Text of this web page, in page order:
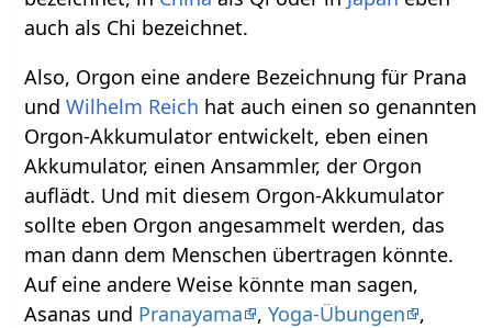
auch als Chi bezeichnet.
Also, Orgon eine andere Bezeichnung für Prana
undWilhelm Reich hat auch einen so genannten
Orgon-Akkumulator entwickelt, eben einen
Akkumulator, einen Ansammler, der Orgon
auflädt. Und mit diesem Orgon-Akkumulator
sollte eben Orgon angesammelt werden, das
man dann dem Menschen übertragen könnte.
Auf eine andere Weise könnte man sagen,
Asanas und Pranayama ,Yoga-Übungen
,